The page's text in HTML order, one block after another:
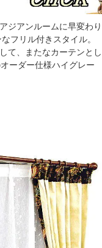
ジアンルームに早変わり
フリル付きスタイル。
て、またなカーテンとし
ーダー仕様ハイグレー